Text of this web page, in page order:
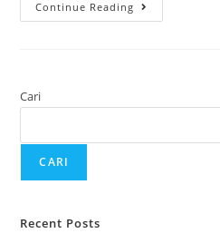
Continue Reading
Cari
CARI
Recent Posts